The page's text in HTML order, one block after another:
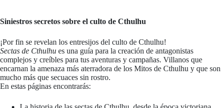
Siniestros secretos sobre el culto de Cthulhu
¡Por fin se revelan los entresijos del culto de Cthulhu!
Sectas de Cthulhu es una guía para la creación de antagonistas
complejos y creíbles para tus aventuras y campañas. Villanos que
encarnan la amenaza más aterradora de los Mitos de Cthulhu y que son
mucho más que secuaces sin rostro.
En estas páginas encontrarás: